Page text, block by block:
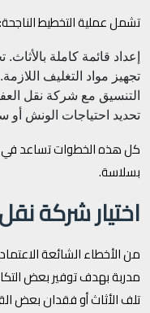
تشمل عملية التخطيط الناجحة:
إعداد قائمة كاملة بالأثاث.
تجهيز مواد التغليف اللازمة.
التنسيق مع شركة نقل
تحديد احتياجات الونش أو
كل هذه الخطوات تساعد في
بسلاسة.
اختيار شركة
من الأخطاء الشائعة
مدربة بهدف توفير بعض
تلف الأثاث أو فقدان بعض